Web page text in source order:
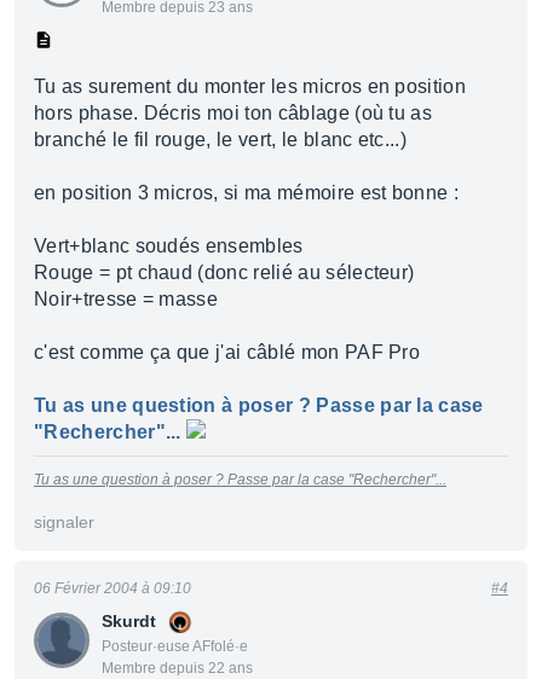
Membre depuis 23 ans
Tu as surement du monter les micros en position
hors phase. Décris moi ton câblage (où tu as
branché le fil rouge, le vert, le blanc etc...)
en position 3 micros, si ma mémoire est bonne :
Vert+blanc soudés ensembles
Rouge = pt chaud (donc relié au sélecteur)
Noir+tresse = masse
c'est comme ça que j'ai câblé mon PAF Pro
Tu as une question à poser ? Passe par la case
"Rechercher"...
Tu as une question à poser ? Passe par la case "Rechercher"...
signaler
Skurdt
Posteur·euse AFfolé·e
Membre depuis 22 ans
06 Février 2004 à 09:10 #4